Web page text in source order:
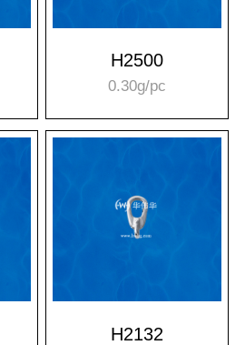
H2500
0.30g/pc
H2132